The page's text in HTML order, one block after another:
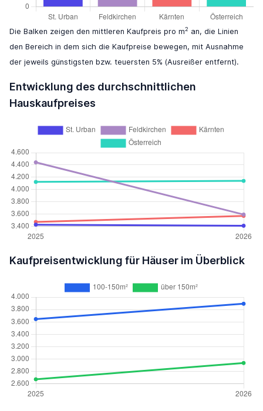
Die Balken zeigen den mittleren Kaufpreis pro m2 an, die Linien
den Bereich in dem sich die Kaufpreise bewegen, mit Ausnahme
der jeweils günstigsten bzw. teuersten 5% (Ausreißer entfernt).
Entwicklung des durchschnittlichen
Hauskaufpreises
Kaufpreisentwicklung für Häuser im Überblick